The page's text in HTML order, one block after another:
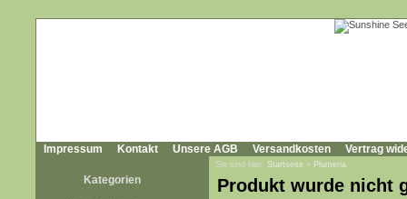
Impressum Kontakt Unsere AGB Versandkosten Vertrag
Kategorien
Sie sind hier: Startseite » Plumeria
Produkt wurde nicht